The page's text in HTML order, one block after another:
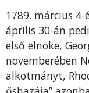
1789. március
április 30-án
első elnöke,
novemberében
alkotmányt,